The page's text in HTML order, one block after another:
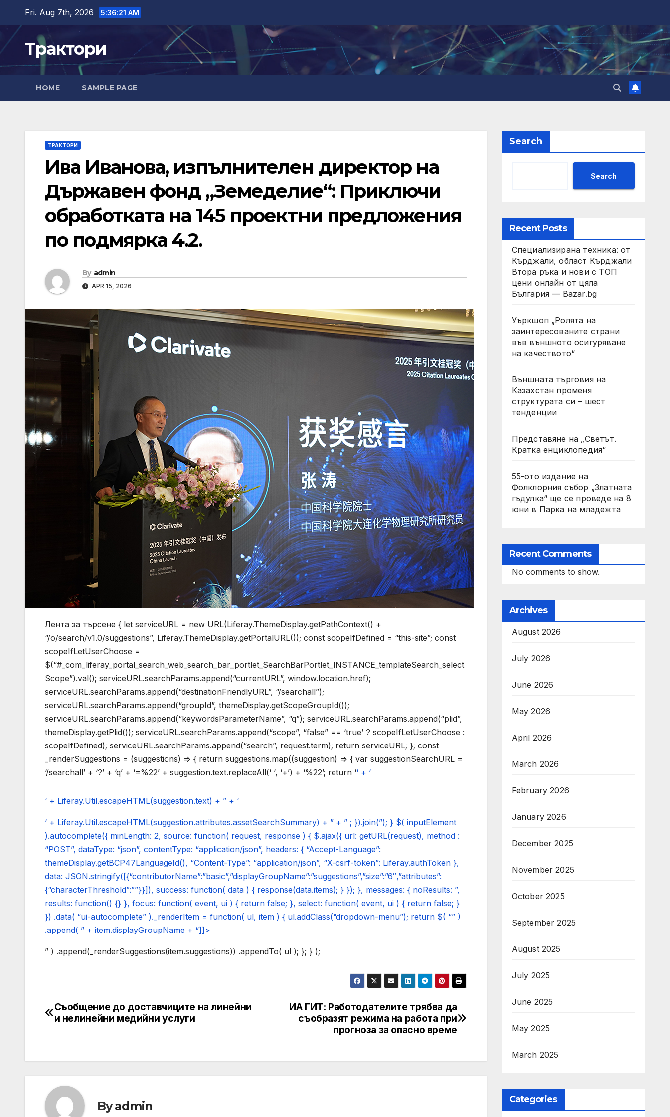
content
Fri. Aug 7th, 2026 5:36:22 AM
Трактори
HOME SAMPLE PAGE
ТРАКТОРИ
Ива Иванова, изпълнителен директор на
Държавен фонд „Земеделие“: Приключи
обработката на 145 проектни предложения
по подмярка 4.2.
By admin
APR 15, 2026
Лента за търсене { let serviceURL = new URL(Liferay.ThemeDisplay.getPathContext() +
“/o/search/v1.0/suggestions”, Liferay.ThemeDisplay.getPortalURL()); const scopeIfDefined = “this-site”; const
scopeIfLetUserChoose =
$(“#_com_liferay_portal_search_web_search_bar_portlet_SearchBarPortlet_INSTANCE_templateSearch_select
Scope”).val(); serviceURL.searchParams.append(“currentURL”, window.location.href);
serviceURL.searchParams.append(“destinationFriendlyURL”, “/searchall”);
serviceURL.searchParams.append(“groupId”, themeDisplay.getScopeGroupId());
serviceURL.searchParams.append(“keywordsParameterName”, “q”); serviceURL.searchParams.append(“plid”,
themeDisplay.getPlid()); serviceURL.searchParams.append(“scope”, “false” == ‘true’ ? scopeIfLetUserChoose :
scopeIfDefined); serviceURL.searchParams.append(“search”, request.term); return serviceURL; }; const
_renderSuggestions = (suggestions) => { return suggestions.map((suggestion) => { var suggestionSearchURL =
‘/searchall’ + ‘?’ + ‘q’ + ‘=%22’ + suggestion.text.replaceAll(‘ ‘, ‘+’) + ‘%22’; return ‘‘ + ‘
‘ + Liferay.Util.escapeHTML(suggestion.text) + ” + ‘
‘ + Liferay.Util.escapeHTML(suggestion.attributes.assetSearchSummary) + ” + ” ; }).join(”); } $( inputElement
).autocomplete({ minLength: 2, source: function( request, response ) { $.ajax({ url: getURL(request), method :
“POST”, dataType: “json”, contentType: “application/json”, headers: { “Accept-Language”:
themeDisplay.getBCP47LanguageId(), “Content-Type”: “application/json”, “X-csrf-token”: Liferay.authToken },
data: JSON.stringify([{“contributorName”:”basic”,”displayGroupName”:”suggestions”,”size”:”6″,”attributes”:
{“characterThreshold”:””}}]), success: function( data ) { response(data.items); } }); }, messages: { noResults: ”,
results: function() {} }, focus: function( event, ui ) { return false; }, select: function( event, ui ) { return false; }
}) .data( “ui-autocomplete” )._renderItem = function( ul, item ) { ul.addClass(“dropdown-menu”); return $( “” )
.append( ” + item.displayGroupName + “]]>
” ) .append(_renderSuggestions(item.suggestions)) .appendTo( ul ); }; } );
Post
ИА ГИТ: Работодателите трябва да
съобразят режима на работа при
прогноза за опасно време
Съобщение до доставчиците на линейни
и нелинейни медийни услуги
Byadmin
Search
Search
Recent Posts
Специализирана техника: от
Кърджали, област Кърджали
Втора ръка и нови с ТОП
цени онлайн от цяла
България — Bazar.bg
Уъркшоп „Ролята на
заинтересованите страни
във външното осигуряване
на качеството“
Външната търговия на
Казахстан променя
структурата си – шест
тенденции
Представяне на „Светът.
Кратка енциклопедия“
55-ото издание на
Фолклорния събор „Златната
гъдулка“ ще се проведе на 8
юни в Парка на младежта
Recent Comments
No comments to show.
Archives
August 2026
July 2026
June 2026
May 2026
April 2026
March 2026
February 2026
January 2026
December 2025
November 2025
October 2025
September 2025
August 2025
July 2025
June 2025
May 2025
March 2025
Categories